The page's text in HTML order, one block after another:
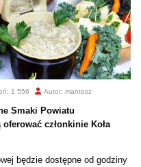
1 556 Autor: mantosz
Smaki Powiatu
członkinie Koła
będzie dostępne od godziny